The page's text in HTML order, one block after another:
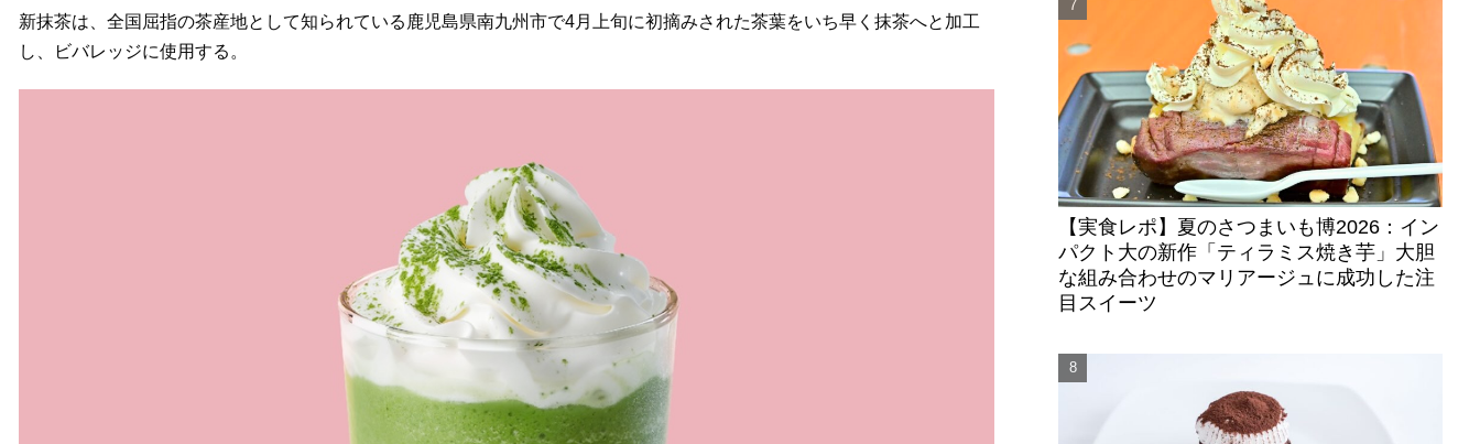
新抹茶は、全国屈指の茶産地として知られている鹿児島県南九州市で4月上旬に初摘みされた茶葉をいち早く抹茶へと加工
し、ビバレッジに使用する。
【実食レポ】夏のさつまいも博2026：イン
パクト大の新作「ティラミス焼き芋」大胆
な組み合わせのマリアージュに成功した注
目スイーツ